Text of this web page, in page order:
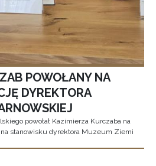
POWOŁANY NA
DYREKTORA
powołał Kazimierza Kurczaba na
stanowisku dyrektora Muzeum Ziemi